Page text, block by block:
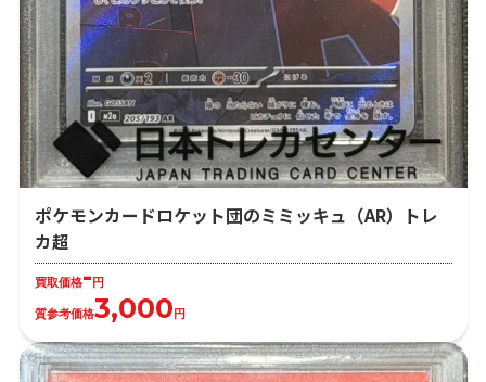
ポケモンカードロケット団のミミッキュ（AR）トレ
カ超
買取価格- 円
質参考価格3,000 円